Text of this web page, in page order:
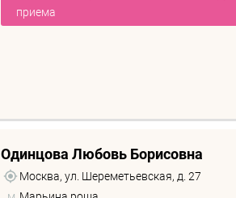
приема
Одинцова Любовь Борисовна
Москва, ул. Шереметьевская, д. 27